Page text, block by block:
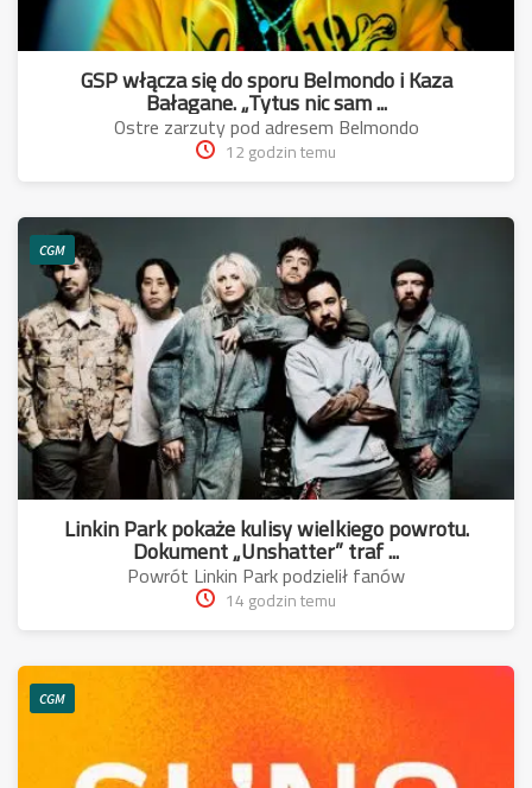
GSP włącza się do sporu Belmondo i Kaza
Bałagane. „Tytus nic sam ...
Ostre zarzuty pod adresem Belmondo
12 godzin temu
CGM
Linkin Park pokaże kulisy wielkiego powrotu.
Dokument „Unshatter” traf ...
Powrót Linkin Park podzielił fanów
14 godzin temu
CGM